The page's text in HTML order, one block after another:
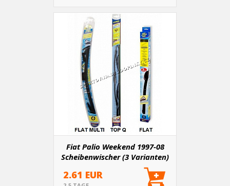
Fiat Palio Weekend 1997-08
Scheibenwischer (3 Varianten)
2.61 EUR